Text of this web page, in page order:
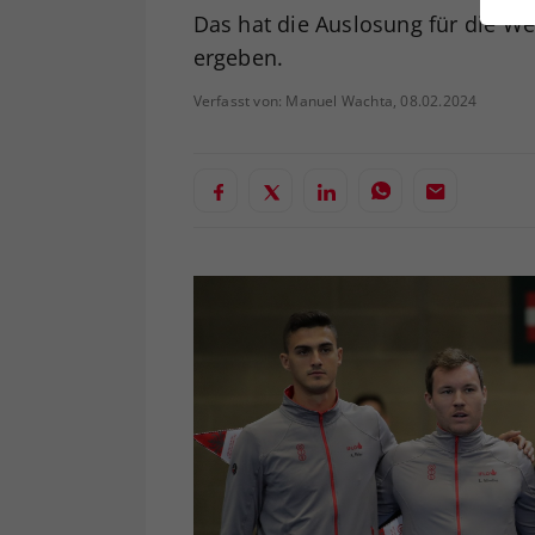
Das hat die Auslosung für die
ergeben.
Verfasst von: Manuel Wachta, 08.02.2024